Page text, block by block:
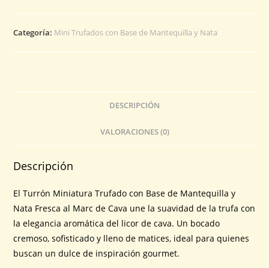
Categoría: Mini Trufados con Base de Mantequilla y Nata
DESCRIPCIÓN
VALORACIONES (0)
Descripción
El Turrón Miniatura Trufado con Base de Mantequilla y
Nata Fresca al Marc de Cava une la suavidad de la trufa con
la elegancia aromática del licor de cava. Un bocado
cremoso, sofisticado y lleno de matices, ideal para quienes
buscan un dulce de inspiración gourmet.